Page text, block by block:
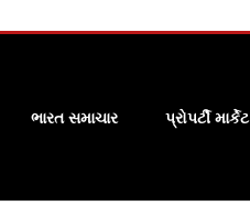
ભારત સમાચાર પ્રોપર્ટી માર્કેટ